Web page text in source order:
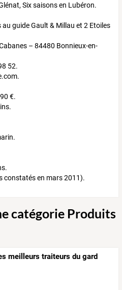
Six saisons en Lubéron.
guide Gault & Millau et 2 Etoiles
– 84480 Bonnieux-en-
52.
€.
constatés en mars 2011).
catégorie Produits
meilleurs traiteurs du gard